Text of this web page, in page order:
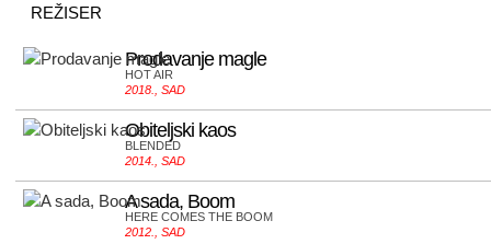
REŽISER
Prodavanje magle
HOT AIR
2018., SAD
Obiteljski kaos
BLENDED
2014., SAD
A sada, Boom
HERE COMES THE BOOM
2012., SAD